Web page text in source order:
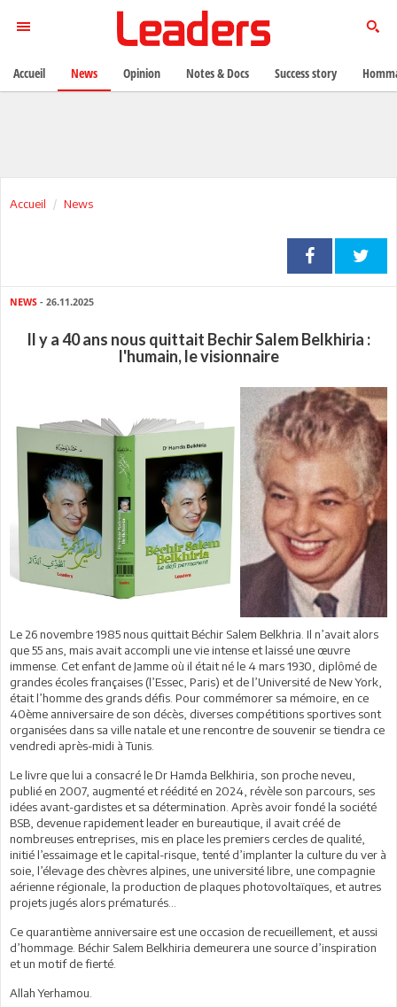
Accueil News
NEWS - 26.11.2025
Il y a 40 ans nous quittait Bechir Salem Belkhiria :
l'humain, le visionnaire
Le 26 novembre 1985 nous quittait Béchir Salem Belkhria. Il n’avait alors
que 55 ans, mais avait accompli une vie intense et laissé une œuvre
immense. Cet enfant de Jamme où il était né le 4 mars 1930, diplômé de
grandes écoles françaises (l’Essec, Paris) et de l’Université de New York,
était l’homme des grands défis. Pour commémorer sa mémoire, en ce
40ème anniversaire de son décès, diverses compétitions sportives sont
organisées dans sa ville natale et une rencontre de souvenir se tiendra ce
vendredi après-midi à Tunis.
Le livre que lui a consacré le Dr Hamda Belkhiria, son proche neveu,
publié en 2007, augmenté et réédité en 2024, révèle son parcours, ses
idées avant-gardistes et sa détermination. Après avoir fondé la société
BSB, devenue rapidement leader en bureautique, il avait créé de
nombreuses entreprises, mis en place les premiers cercles de qualité,
initié l’essaimage et le capital-risque, tenté d’implanter la culture du ver à
soie, l’élevage des chèvres alpines, une université libre, une compagnie
aérienne régionale, la production de plaques photovoltaïques, et autres
projets jugés alors prématurés…
Ce quarantième anniversaire est une occasion de recueillement, et aussi
d’hommage. Béchir Salem Belkhiria demeurera une source d’inspiration
et un motif de fierté.
Allah Yerhamou.
Accueil News Opinion Notes & Docs Success story